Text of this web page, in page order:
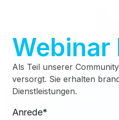
Webinar
Als Teil unserer
versorgt. Sie erhalten
Dienstleistungen.
Anrede*